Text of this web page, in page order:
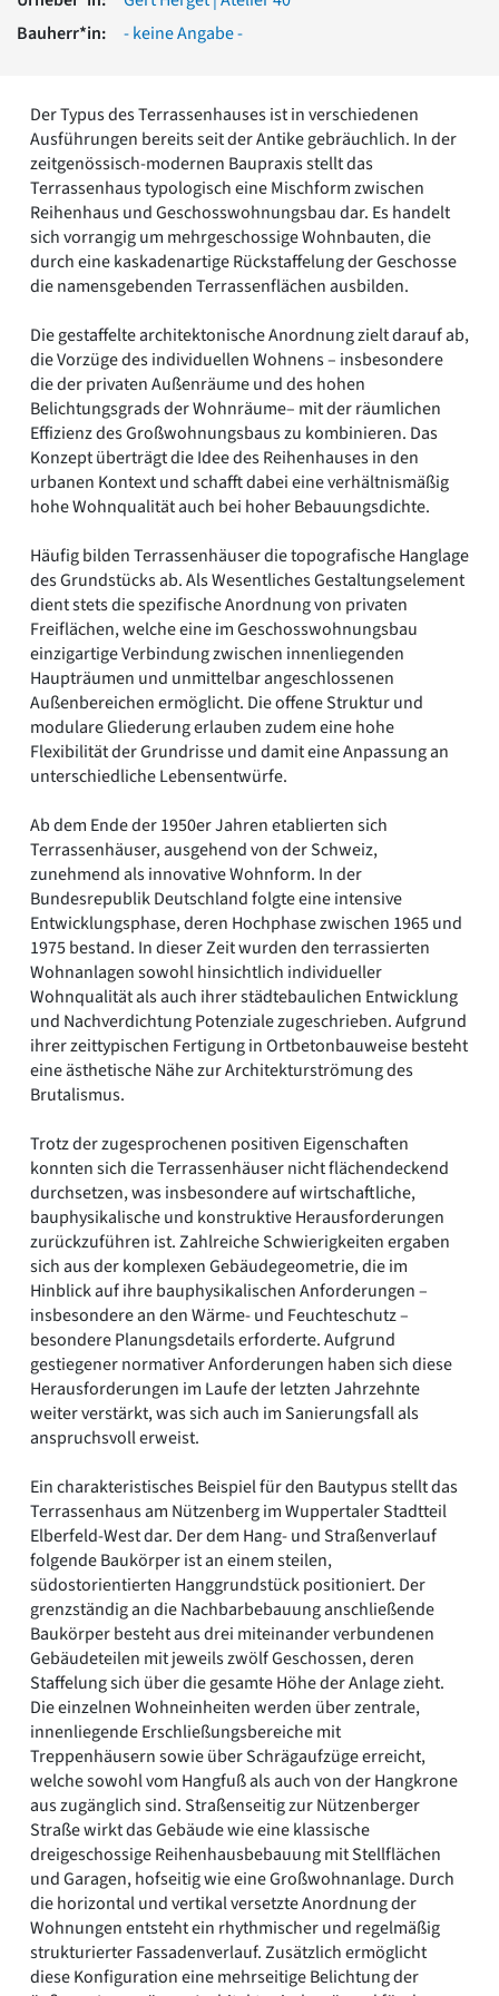
Vorromanik
Über baukunst-nrw
Fachbeirat
Freunde & Förderer
Kontakt
Impressum
Datenschutz
Suchbegriff eingeben
Bauherr*in:
- keine Angabe -
Der Typus des Terrassenhauses ist in verschiedenen
Ausführungen bereits seit der Antike gebräuchlich. In der
zeitgenössisch-modernen Baupraxis stellt das
Terrassenhaus typologisch eine Mischform zwischen
Reihenhaus und Geschosswohnungsbau dar. Es handelt
sich vorrangig um mehrgeschossige Wohnbauten, die
durch eine kaskadenartige Rückstaffelung der Geschosse
die namensgebenden Terrassenflächen ausbilden.
Die gestaffelte architektonische Anordnung zielt darauf ab,
die Vorzüge des individuellen Wohnens – insbesondere
die der privaten Außenräume und des hohen
Belichtungsgrads der Wohnräume– mit der räumlichen
Effizienz des Großwohnungsbaus zu kombinieren. Das
Konzept überträgt die Idee des Reihenhauses in den
urbanen Kontext und schafft dabei eine verhältnismäßig
hohe Wohnqualität auch bei hoher Bebauungsdichte.
Häufig bilden Terrassenhäuser die topografische Hanglage
des Grundstücks ab. Als Wesentliches Gestaltungselement
dient stets die spezifische Anordnung von privaten
Freiflächen, welche eine im Geschosswohnungsbau
einzigartige Verbindung zwischen innenliegenden
Haupträumen und unmittelbar angeschlossenen
Außenbereichen ermöglicht. Die offene Struktur und
modulare Gliederung erlauben zudem eine hohe
Flexibilität der Grundrisse und damit eine Anpassung an
unterschiedliche Lebensentwürfe.
Ab dem Ende der 1950er Jahren etablierten sich
Terrassenhäuser, ausgehend von der Schweiz,
zunehmend als innovative Wohnform. In der
Bundesrepublik Deutschland folgte eine intensive
Entwicklungsphase, deren Hochphase zwischen 1965 und
1975 bestand. In dieser Zeit wurden den terrassierten
Wohnanlagen sowohl hinsichtlich individueller
Wohnqualität als auch ihrer städtebaulichen Entwicklung
und Nachverdichtung Potenziale zugeschrieben. Aufgrund
ihrer zeittypischen Fertigung in Ortbetonbauweise besteht
eine ästhetische Nähe zur Architekturströmung des
Brutalismus.
Trotz der zugesprochenen positiven Eigenschaften
konnten sich die Terrassenhäuser nicht flächendeckend
durchsetzen, was insbesondere auf wirtschaftliche,
bauphysikalische und konstruktive Herausforderungen
zurückzuführen ist. Zahlreiche Schwierigkeiten ergaben
sich aus der komplexen Gebäudegeometrie, die im
Hinblick auf ihre bauphysikalischen Anforderungen –
insbesondere an den Wärme- und Feuchteschutz –
besondere Planungsdetails erforderte. Aufgrund
gestiegener normativer Anforderungen haben sich diese
Herausforderungen im Laufe der letzten Jahrzehnte
weiter verstärkt, was sich auch im Sanierungsfall als
anspruchsvoll erweist.
Ein charakteristisches Beispiel für den Bautypus stellt das
Terrassenhaus am Nützenberg im Wuppertaler Stadtteil
Elberfeld-West dar. Der dem Hang- und Straßenverlauf
folgende Baukörper ist an einem steilen,
südostorientierten Hanggrundstück positioniert. Der
grenzständig an die Nachbarbebauung anschließende
Baukörper besteht aus drei miteinander verbundenen
Gebäudeteilen mit jeweils zwölf Geschossen, deren
Staffelung sich über die gesamte Höhe der Anlage zieht.
Die einzelnen Wohneinheiten werden über zentrale,
innenliegende Erschließungsbereiche mit
Treppenhäusern sowie über Schrägaufzüge erreicht,
welche sowohl vom Hangfuß als auch von der Hangkrone
aus zugänglich sind. Straßenseitig zur Nützenberger
Straße wirkt das Gebäude wie eine klassische
dreigeschossige Reihenhausbebauung mit Stellflächen
und Garagen, hofseitig wie eine Großwohnanlage. Durch
die horizontal und vertikal versetzte Anordnung der
Wohnungen entsteht ein rhythmischer und regelmäßig
strukturierter Fassadenverlauf. Zusätzlich ermöglicht
diese Konfiguration eine mehrseitige Belichtung der